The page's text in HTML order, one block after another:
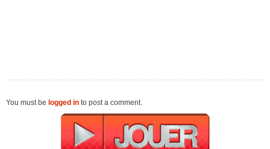
You must be logged in to post a comment.